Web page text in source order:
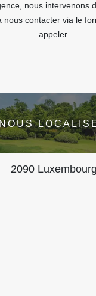
nous intervenons
nous contacter via le
appeler.
2090 Luxembourg